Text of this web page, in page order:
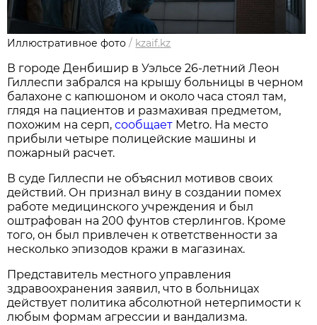
Иллюстративное фото / kzaif.kz
В городе Денбишир в Уэльсе 26-летний Леон
Гиллеспи забрался на крышу больницы в черном
балахоне с капюшоном и около часа стоял там,
глядя на пациентов и размахивая предметом,
похожим на серп,сообщает Metro. На место
прибыли четыре полицейские машины и
пожарный расчет.
В суде Гиллеспи не объяснил мотивов своих
действий. Он признал вину в создании помех
работе медицинского учреждения и был
оштрафован на 200 фунтов стерлингов. Кроме
того, он был привлечен к ответственности за
несколько эпизодов кражи в магазинах.
Представитель местного управления
здравоохранения заявил, что в больницах
действует политика абсолютной нетерпимости к
любым формам агрессии и вандализма.